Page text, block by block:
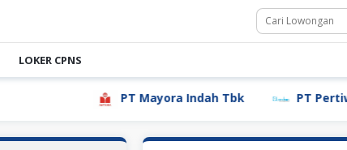
LOKER CPNS
PT Mayora Indah Tbk PT Pertiwi